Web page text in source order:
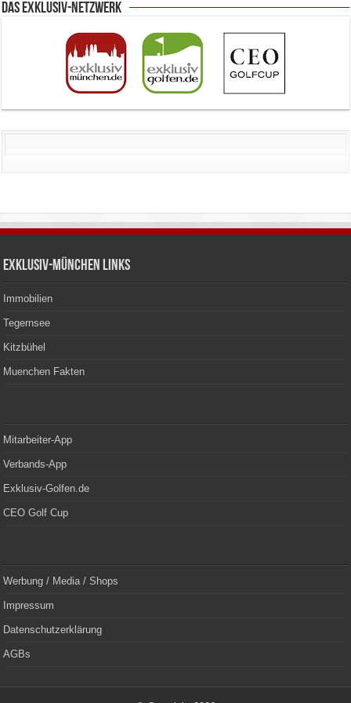
Das Exklusiv-Netzwerk
Exklusiv-München Links
Immobilien
Tegernsee
Kitzbühel
Muenchen Fakten
Mitarbeiter-App
Verbands-App
Exklusiv-Golfen.de
CEO Golf Cup
Werbung / Media / Shops
Impressum
Datenschutzerklärung
AGBs